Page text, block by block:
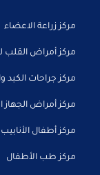
مركز زراعة الاعضاء
مركز أمراض القلب
مركز جراحات الكبد
مركز أمراض الجهاز
مركز أطفال الأنابيب
مركز طب الأطفال